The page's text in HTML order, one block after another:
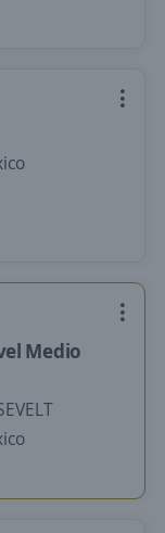
Medio